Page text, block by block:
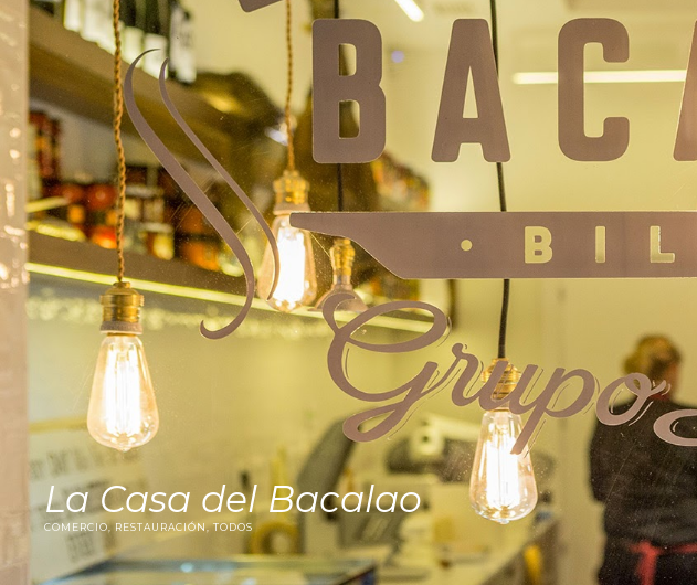
La Casa del Bacalao
COMERCIO, RESTAURACIÓN, TODOS